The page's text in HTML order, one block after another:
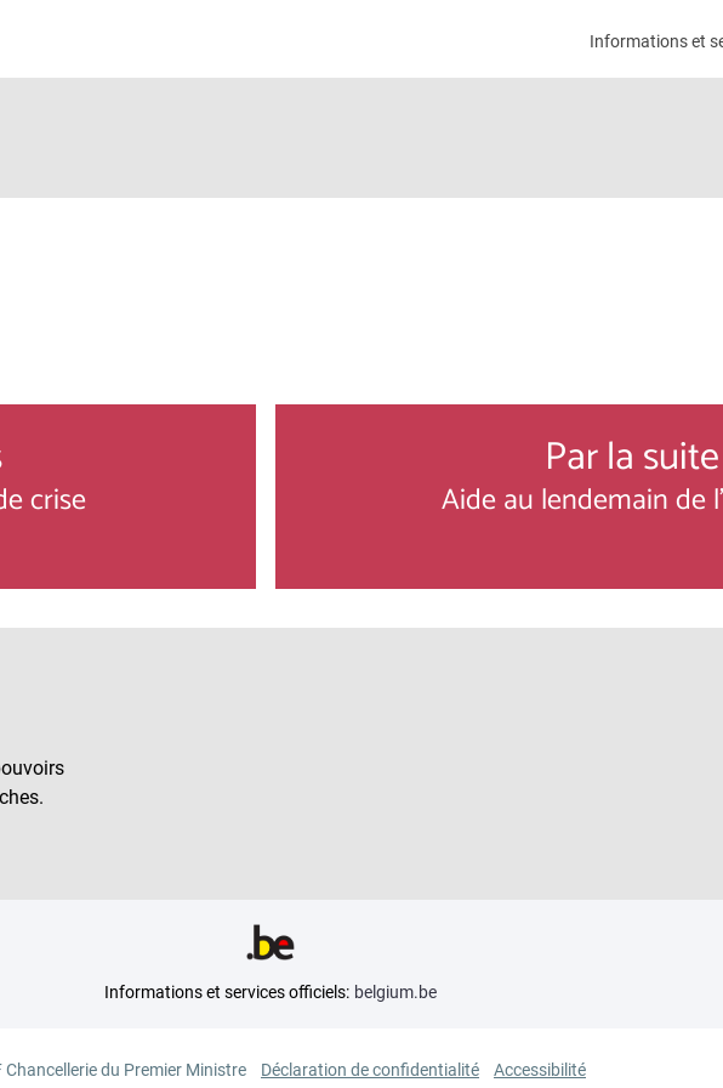
Informations et
crise
Par la suite
Aide au lendemain de
Informations et services officiels: belgium.be
Chancellerie du Premier Ministre Déclaration de confidentialité Accessibilité